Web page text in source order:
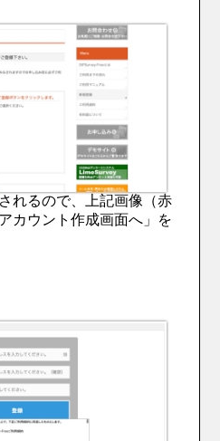
れるので、上記画像（赤
カウント作成画面へ」を